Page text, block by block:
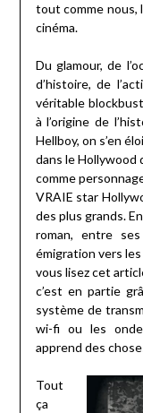
tout comme nous,
cinéma.
Du glamour, de
d’histoire, de
véritable
à l’origine de
Hellboy, on s’en
dans le Hollywood
comme
VRAIE star
des plus grands.
roman, entre
émigration vers
vous lisez cet
c’est en partie
système de
wi-fi ou les
apprend des
Tout
ça